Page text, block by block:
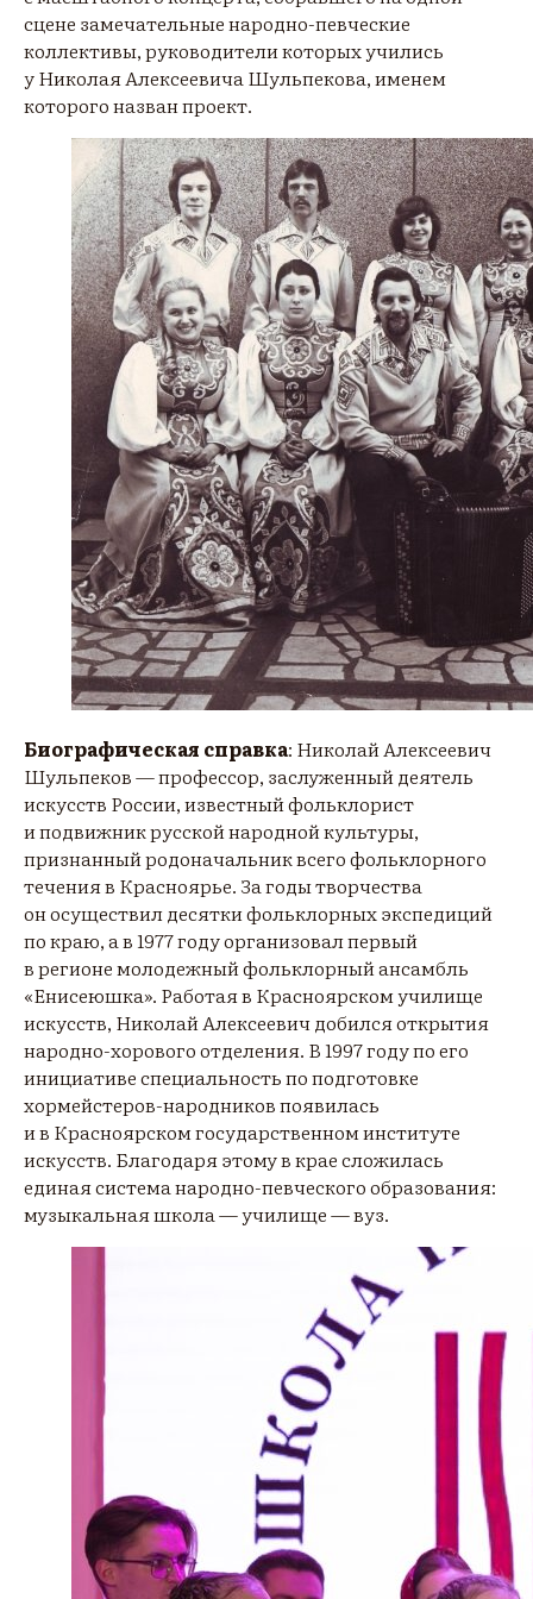
сцене замечательные народно-певческие
коллективы, руководители которых учились
у Николая Алексеевича Шульпекова, именем
которого назван проект.
Биографическая справка: Николай Алексеевич
Шульпеков — профессор, заслуженный деятель
искусств России, известный фольклорист
и подвижник русской народной культуры,
признанный родоначальник всего фольклорного
течения в Красноярье. За годы творчества
он осуществил десятки фольклорных экспедиций
по краю, а в 1977 году организовал первый
в регионе молодежный фольклорный ансамбль
«Енисеюшка». Работая в Красноярском училище
искусств, Николай Алексеевич добился открытия
народно-хорового отделения. В 1997 году по его
инициативе специальность по подготовке
хормейстеров-народников появилась
и в Красноярском государственном институте
искусств. Благодаря этому в крае сложилась
единая система народно-певческого образования:
музыкальная школа — училище — вуз.